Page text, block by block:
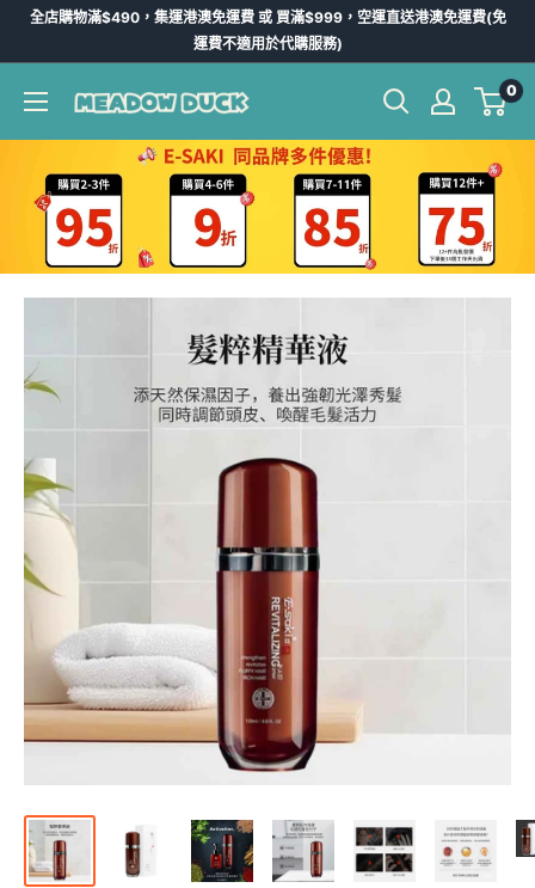
全店購物滿$490，集運港澳免運費 或 買滿$999，空運直送港澳免運費(免
運費不適用於代購服務)
Meadow
台
灣
代
購
0